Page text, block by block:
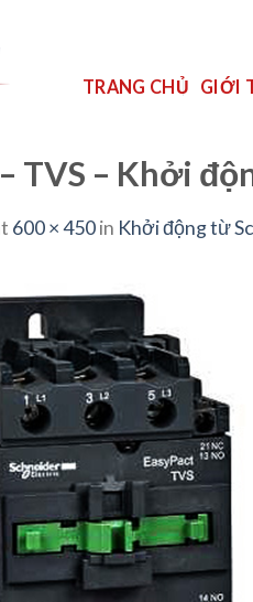
TRANG CHỦ GIỚI
TVS – Khởi
600 × 450in Khởi động từ